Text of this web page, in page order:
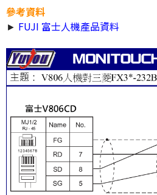
參考資料
► FUJI 富士人機產品資料